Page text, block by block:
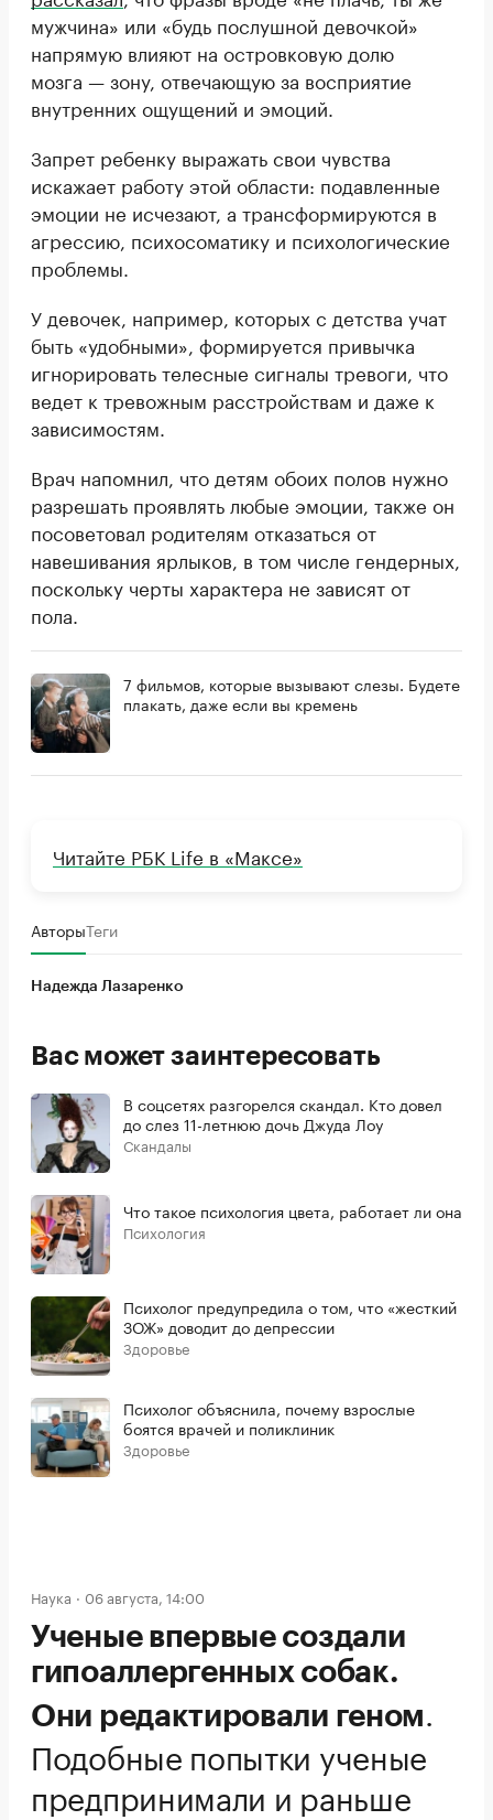
мужчина» или «будь послушной девочкой»
напрямую влияют на островковую долю
мозга — зону, отвечающую за восприятие
внутренних ощущений и эмоций.
Запрет ребенку выражать свои чувства
искажает работу этой области: подавленные
эмоции не исчезают, а трансформируются в
агрессию, психосоматику и психологические
проблемы.
У девочек, например, которых с детства учат
быть «удобными», формируется привычка
игнорировать телесные сигналы тревоги, что
ведет к тревожным расстройствам и даже к
зависимостям.
Врач напомнил, что детям обоих полов нужно
разрешать проявлять любые эмоции, также он
посоветовал родителям отказаться от
навешивания ярлыков, в том числе гендерных,
поскольку черты характера не зависят от
пола.
7 фильмов, которые вызывают слезы. Будете
плакать, даже если вы кремень
Читайте РБК Life в «Максе»
АвторыТеги
Надежда Лазаренко
Вас может заинтересовать
В соцсетях разгорелся скандал. Кто довел
до слез 11-летнюю дочь Джуда Лоу
Скандалы
Что такое психология цвета, работает ли она
Психология
Психолог предупредила о том, что «жесткий
ЗОЖ» доводит до депрессии
Здоровье
Психолог объяснила, почему взрослые
боятся врачей и поликлиник
Здоровье
Наука 06 августа, 14:00
Ученые впервые создали
гипоаллергенных собак.
Они редактировали геном
Подобные попытки ученые
предпринимали и раньше